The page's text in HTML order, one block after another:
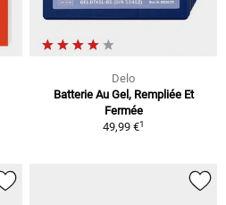
Delo
Batterie Au Gel, Rempliée Et
Fermée
49,99 €1